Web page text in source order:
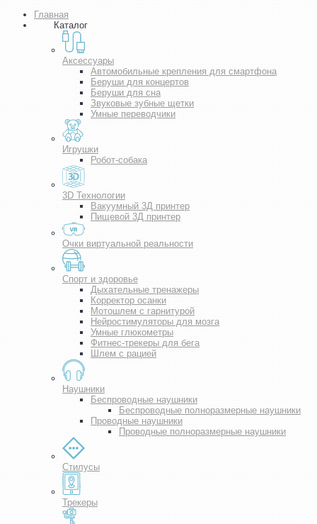
Главная
Каталог
Аксессуары
Автомобильные крепления для смартфона
Беруши для концертов
Беруши для сна
Звуковые зубные щетки
Умные переводчики
Игрушки
Робот-собака
3D Технологии
Вакуумный 3Д принтер
Пищевой 3Д принтер
Очки виртуальной реальности
Спорт и здоровье
Дыхательные тренажеры
Корректор осанки
Мотошлем с гарнитурой
Нейростимуляторы для мозга
Умные глюкометры
Фитнес-трекеры для бега
Шлем с рацией
Наушники
Беспроводные наушники
Беспроводные полноразмерные наушники
Проводные наушники
Проводные полноразмерные наушники
Стилусы
Трекеры